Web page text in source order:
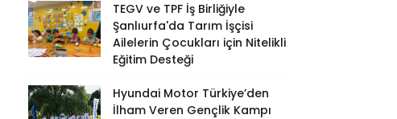
TEGV ve TPF İş Birliğiyle
Şanlıurfa'da Tarım İşçisi
Ailelerin Çocukları için Nitelikli
Eğitim Desteği
Hyundai Motor Türkiye’den
İlham Veren Gençlik Kampı